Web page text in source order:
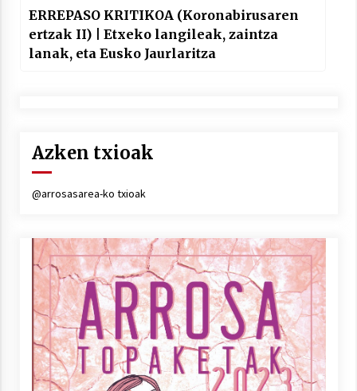
ERREPASO KRITIKOA (Koronabirusaren
ertzak II) | Etxeko langileak, zaintza
lanak, eta Eusko Jaurlaritza
Azken txioak
@arrosasarea-ko txioak